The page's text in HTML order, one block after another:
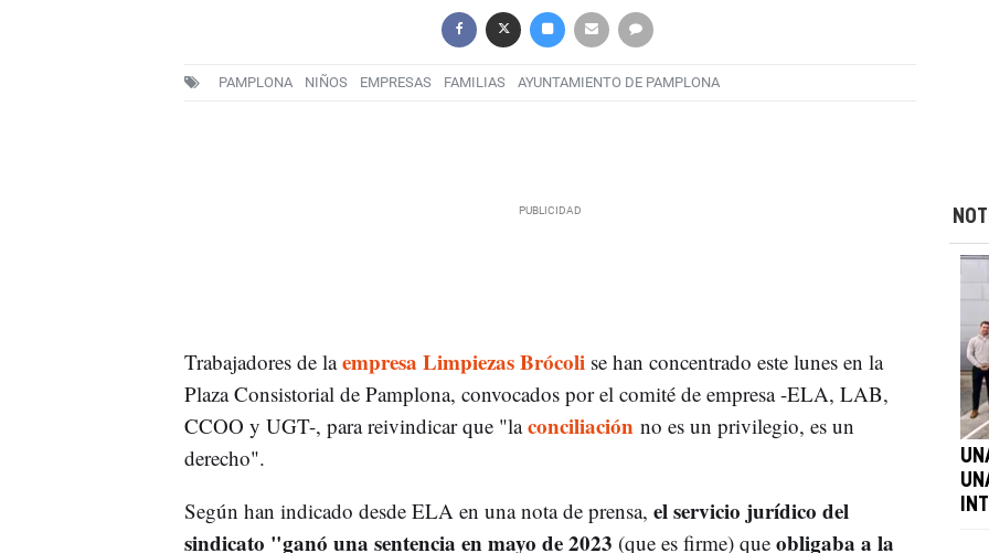
PAMPLONA NIÑOS EMPRESAS FAMILIAS AYUNTAMIENTO DE PAMPLONA
Trabajadores de la empresa Limpiezas Brócoli se han concentrado este lunes en la
Plaza Consistorial de Pamplona, convocados por el comité de empresa -ELA, LAB,
CCOO y UGT-, para reivindicar que "laconciliación no es un privilegio, es un
derecho".
Según han indicado desde ELA en una nota de prensa, el servicio jurídico del
sindicato "ganó una sentencia en mayo de 2023 (que es firme) queobligaba a la